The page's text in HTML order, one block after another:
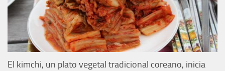
El kimchi, un plato vegetal tradicional coreano, inicia